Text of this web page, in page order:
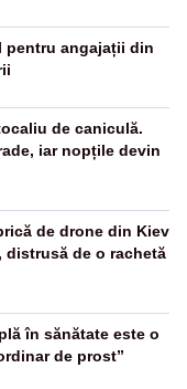
pentru angajații din
de caniculă.
iar nopțile devin
de drone din Kiev
distrusă de o rachetă
în sănătate este o
de prost”